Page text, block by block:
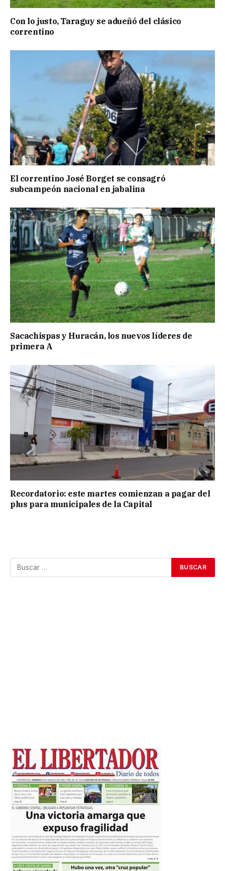
Con lo justo, Taraguy se adueñó del clásico
correntino
El correntino José Borget se consagró
subcampeón nacional en jabalina
Sacachispas y Huracán, los nuevos líderes de
primera A
Recordatorio: este martes comienzan a pagar del
plus para municipales de la Capital